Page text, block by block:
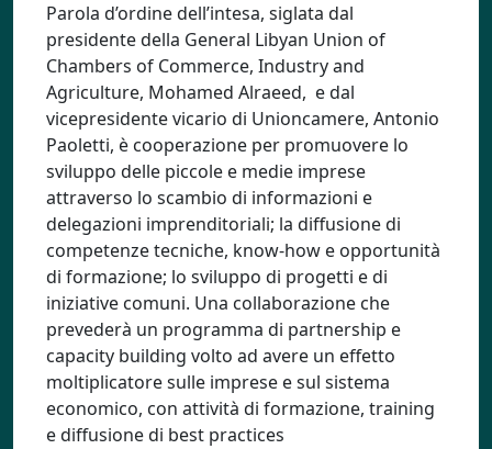
Parola d’ordine dell’intesa, siglata dal
presidente della General Libyan Union of
Chambers of Commerce, Industry and
Agriculture, Mohamed Alraeed, e dal
vicepresidente vicario di Unioncamere, Antonio
Paoletti, è cooperazione per promuovere lo
sviluppo delle piccole e medie imprese
attraverso lo scambio di informazioni e
delegazioni imprenditoriali; la diffusione di
competenze tecniche, know-how e opportunità
di formazione; lo sviluppo di progetti e di
iniziative comuni. Una collaborazione che
prevederà un programma di partnership e
capacity building volto ad avere un effetto
moltiplicatore sulle imprese e sul sistema
economico, con attività di formazione, training
e diffusione di best practices